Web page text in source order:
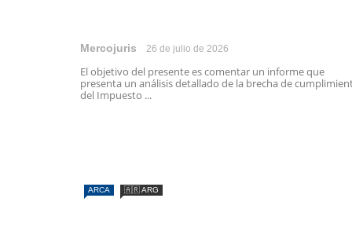
Mercojuris 26 de julio de 2026
El objetivo del presente es comentar un informe que
presenta un análisis detallado de la brecha de
del Impuesto ...
ARCA 🇦🇷 ARG